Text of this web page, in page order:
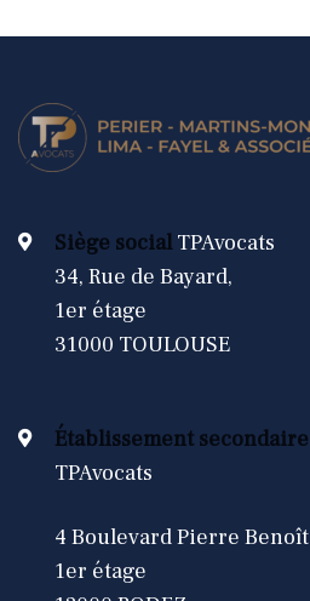
Siège socialTPAvocats
34, Rue de Bayard,
1er étage
31000 TOULOUSE
Établissement secondaire
TPAvocats
4 Boulevard Pierre Benoît
1er étage